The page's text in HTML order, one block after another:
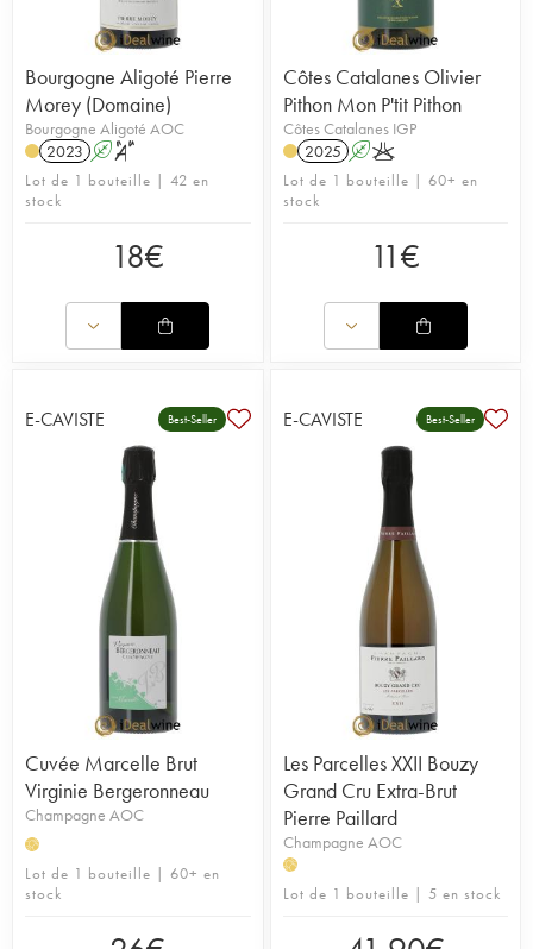
Bourgogne Aligoté Pierre
Morey (Domaine)
Bourgogne Aligoté AOC
2023 A S
Lot de 1 bouteille | 42 en
stock
18€
Côtes Catalanes Olivier
Pithon Mon P'tit Pithon
Côtes Catalanes IGP
2025 AK
Lot de 1 bouteille | 60+ en
stock
11€
E-CAVISTE Best-Seller
Cuvée Marcelle Brut
Virginie Bergeronneau
Champagne AOC
H
Lot de 1 bouteille | 60+ en
stock
E-CAVISTE Best-Seller
Les Parcelles XXII Bouzy
Grand Cru Extra-Brut
Pierre Paillard
Champagne AOC
H
Lot de 1 bouteille | 5 en stock